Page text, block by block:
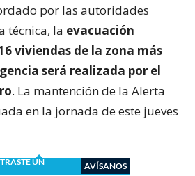
por las autoridades
técnica, la evacuación
viviendas de la zona más
será realizada por el
. La mantención de la Alerta
en la jornada de este jueves
UN
AVÍSANOS